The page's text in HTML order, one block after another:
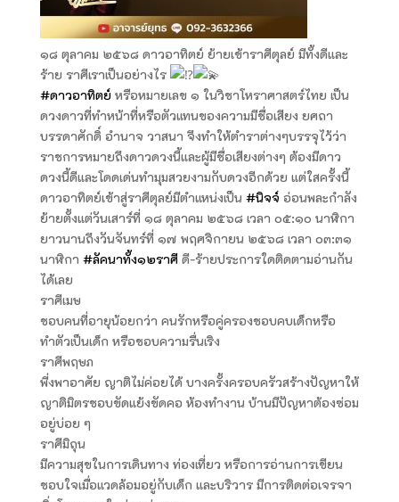
๑๘ ตุลาคม ๒๕๖๘ ดาวอาทิตย์ ย้ายเข้าราศีตุลย์ มีทั้งดีและ
ร้าย ราศีเราเป็นอย่างไร
#ดาวอาทิตย์หรือหมายเลข ๑ ในวิชาโหราศาสตร์ไทย เป็น
ดวงดาวที่ทำหน้าที่หรือตัวแทนของความมีชื่อเสียง ยศถา
บรรดาศักดิ์ อำนาจ วาสนา จึงทำให้ตำราต่างๆบรรจุไว้ว่า
ราชการหมายถึงดาวดวงนี้และผู้มีชื่อเสียงต่างๆ ต้องมีดาว
ดวงนี้ดีและโดดเด่นทำมุมสวยงามกับดวงอีกด้วย แต่ใสครั้งนี้
ดาวอาทิตย์เข้าสู่ราศีตุลย์มีตำแหน่งเป็น #นิจจ์ อ่อนพละกำลัง
ย้ายตั้งแต่วันเสาร์ที่ ๑๘ ตุลาคม ๒๕๖๘ เวลา ๐๕:๑๐ นาฬิกา
ยาวนานถึงวันจันทร์ที่ ๑๗ พฤศจิกายน ๒๕๖๘ เวลา ๐๓:๓๑
นาฬิกา #ลัคนาทั้ง๑๒ราศีดี-ร้ายประการใดติดตามอ่านกัน
ได้เลย
ราศีเมษ
ชอบคนที่อายุน้อยกว่า คนรักหรือคู่ครองชอบคบเด็กหรือ
ทำตัวเป็นเด็ก หรือชอบความรื่นเริง
ราศีพฤษภ
พี่งพาอาศัย ญาติไม่ค่อยได้ บางครั้งครอบครัวสร้างปัญหาให้
ญาติมิตรชอบขัดแย้งขัดคอ ห้องทำงาน บ้านมีปัญหาต้องซ่อม
อยู่บ่อย ๆ
ราศีมิถุน
มีความสุขในการเดินทาง ท่องเที่ยว หรือการอ่านการเขียน
ชอบใจเมื่อแวดล้อมอยู่กับเด็ก และบริวาร มีการติดต่อเจรจา